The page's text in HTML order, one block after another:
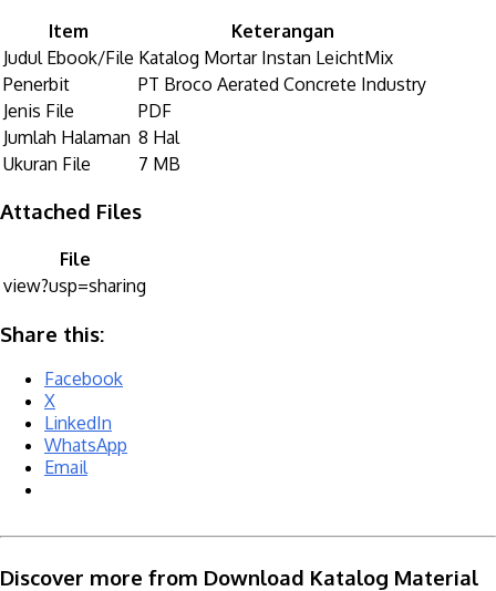
Item
Keterangan
Judul Ebook/File Katalog Mortar Instan LeichtMix
Penerbit
PT Broco Aerated Concrete Industry
Jenis File
PDF
Jumlah Halaman 8 Hal
Ukuran File
7 MB
Attached Files
File
view?usp=sharing
Share this:
Facebook
X
LinkedIn
WhatsApp
Email
Discover more from Download Katalog Material